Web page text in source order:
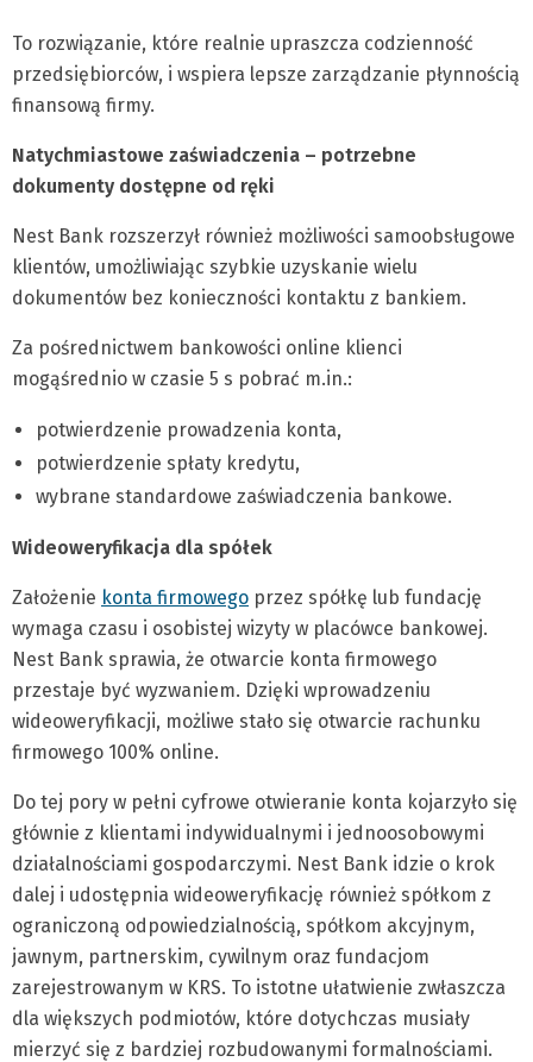
To rozwiązanie, które realnie upraszcza codzienność
przedsiębiorców, i wspiera lepsze zarządzanie płynnością
finansową firmy.
Natychmiastowe zaświadczenia – potrzebne
dokumenty dostępne od ręki
Nest Bank rozszerzył również możliwości samoobsługowe
klientów, umożliwiając szybkie uzyskanie wielu
dokumentów bez konieczności kontaktu z bankiem.
Za pośrednictwem bankowości online klienci
mogąśrednio w czasie 5 s pobrać m.in.:
potwierdzenie prowadzenia konta,
potwierdzenie spłaty kredytu,
wybrane standardowe zaświadczenia bankowe.
Wideoweryfikacja dla spółek
Założenie konta firmowego przez spółkę lub fundację
wymaga czasu i osobistej wizyty w placówce bankowej.
Nest Bank sprawia, że otwarcie konta firmowego
przestaje być wyzwaniem. Dzięki wprowadzeniu
wideoweryfikacji, możliwe stało się otwarcie rachunku
firmowego 100% online.
Do tej pory w pełni cyfrowe otwieranie konta kojarzyło się
głównie z klientami indywidualnymi i jednoosobowymi
działalnościami gospodarczymi. Nest Bank idzie o krok
dalej i udostępnia wideoweryfikację również spółkom z
ograniczoną odpowiedzialnością, spółkom akcyjnym,
jawnym, partnerskim, cywilnym oraz fundacjom
zarejestrowanym w KRS. To istotne ułatwienie zwłaszcza
dla większych podmiotów, które dotychczas musiały
mierzyć się z bardziej rozbudowanymi formalnościami.